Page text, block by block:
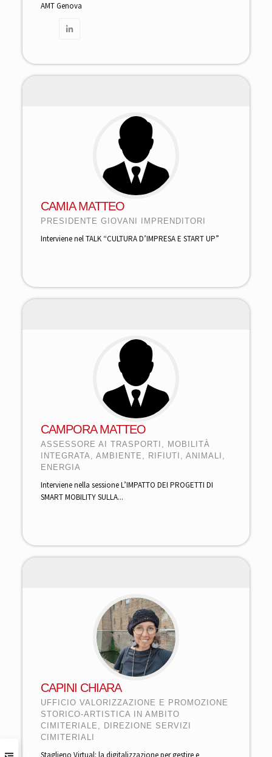
AMT Genova
CAMIA MATTEO
PRESIDENTE GIOVANI IMPRENDITORI
Interviene nel TALK “CULTURA D’IMPRESA E START UP”
CAMPORA MATTEO
ASSESSORE AI TRASPORTI, MOBILITÀ
INTEGRATA, AMBIENTE, RIFIUTI, ANIMALI,
ENERGIA
Interviene nella sessione L’IMPATTO DEI PROGETTI DI
SMART MOBILITY SULLA...
CAPINI CHIARA
UFFICIO VALORIZZAZIONE E PROMOZIONE
STORICO-ARTISTICA IN AMBITO
CIMITERIALE, DIREZIONE SERVIZI
CIMITERIALI
Staglieno Virtual: la digitalizzazione per gestire e